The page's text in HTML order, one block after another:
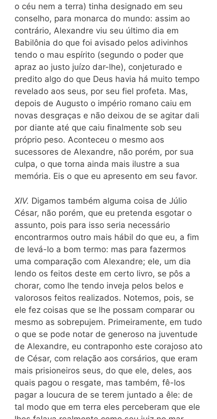
o céu nem a terra) tinha designado em seu
conselho, para monarca do mundo: assim ao
contrário, Alexandre viu seu último dia em
Babilônia do que foi avisado pelos adivinhos
tendo o mau espírito (segundo o poder que
apraz ao justo juízo dar-lhe), conjeturado e
predito algo do que Deus havia há muito tempo
revelado aos seus, por seu fiel profeta. Mas,
depois de Augusto o império romano caiu em
novas desgraças e não deixou de se agitar dali
por diante até que caiu finalmente sob seu
próprio peso. Aconteceu o mesmo aos
sucessores de Alexandre, não porém, por sua
culpa, o que torna ainda mais ilustre a sua
memória. Eis o que eu apresento em seu favor.
XIV. Digamos também alguma coisa de Júlio
César, não porém, que eu pretenda esgotar o
assunto, pois para isso seria necessário
encontrarmos outro mais hábil do que eu, a fim
de levá-lo a bom termo: mas para fazermos
uma comparação com Alexandre; ele, um dia
lendo os feitos deste em certo livro, se pôs a
chorar, como lhe tendo inveja pelos belos e
valorosos feitos realizados. Notemos, pois, se
ele fez coisas que se lhe possam comparar ou
mesmo as sobrepujem. Primeiramente, em tudo
o que se pode notar de generoso na juventude
de Alexandre, eu contraponho este corajoso ato
de César, com relação aos corsários, que eram
mais prisioneiros seus, do que ele, deles, aos
quais pagou o resgate, mas também, fê-los
pagar a loucura de se terem juntado a êle: de
tal modo que em terra eles perceberam que ele